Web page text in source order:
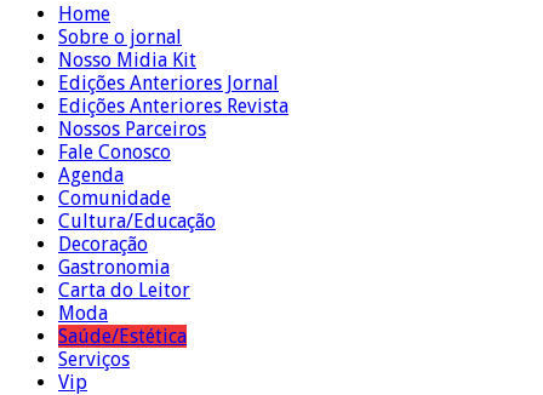
Home
Sobre o jornal
Nosso Midia Kit
Edições Anteriores Jornal
Edições Anteriores Revista
Nossos Parceiros
Fale Conosco
Agenda
Comunidade
Cultura/Educação
Decoração
Gastronomia
Carta do Leitor
Moda
Saúde/Estética
Serviços
Vip